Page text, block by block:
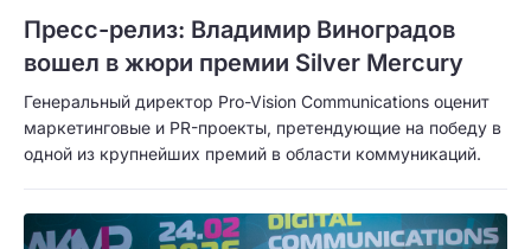
Пресс-релиз: Владимир Виноградов
вошел в жюри премии Silver Mercury
Генеральный директор Pro-Vision Communications оценит
маркетинговые и PR-проекты, претендующие на победу в
одной из крупнейших премий в области коммуникаций.